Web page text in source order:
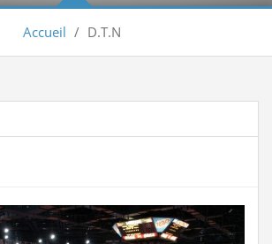
تسديد حقوق الإنخراط البطولة الوطنية...Lire la suite
Accueil / D.T.N